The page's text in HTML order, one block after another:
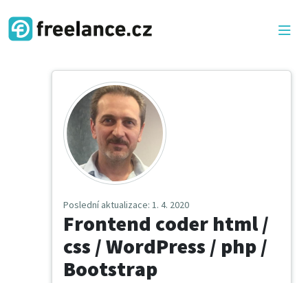
Poslední aktualizace: 1. 4. 2020
Frontend coder html /
сss / WordPress / php /
Bootstrap